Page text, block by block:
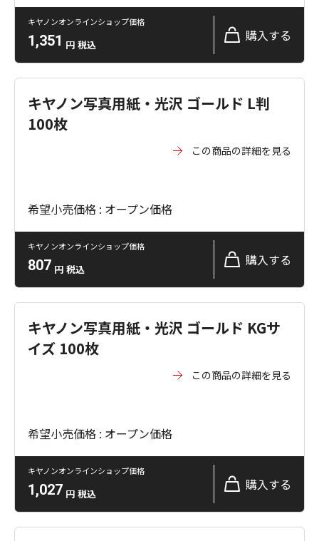
キヤノンオンラインショップ価格
1,351 円 税込
購入する
キヤノン写真用紙・光沢 ゴールド L判
100枚
この商品の詳細を見る
希望小売価格 : オープン価格
キヤノンオンラインショップ価格
807 円 税込
購入する
キヤノン写真用紙・光沢 ゴールド KGサ
イズ 100枚
この商品の詳細を見る
希望小売価格 : オープン価格
キヤノンオンラインショップ価格
1,027 円 税込
購入する